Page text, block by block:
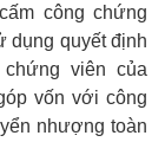
công chứng
dụng quyết định
viên của
vốn với công
nhượng toàn